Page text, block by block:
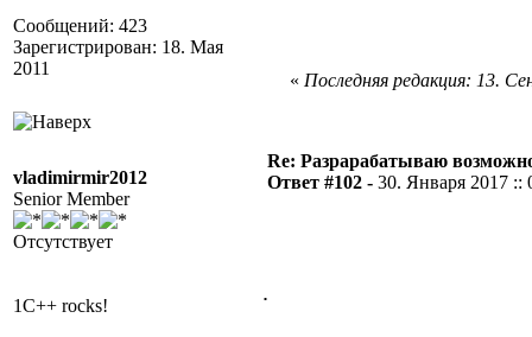
Сообщений: 423
Зарегистрирован: 18. Мая
2011
« Последняя редакция: 13.
vladimirmir2012
Senior Member
Отсутствует
1C++ rocks!
Re: Разрарабатываю
Ответ #102 - 30. Января 2017 ::
.